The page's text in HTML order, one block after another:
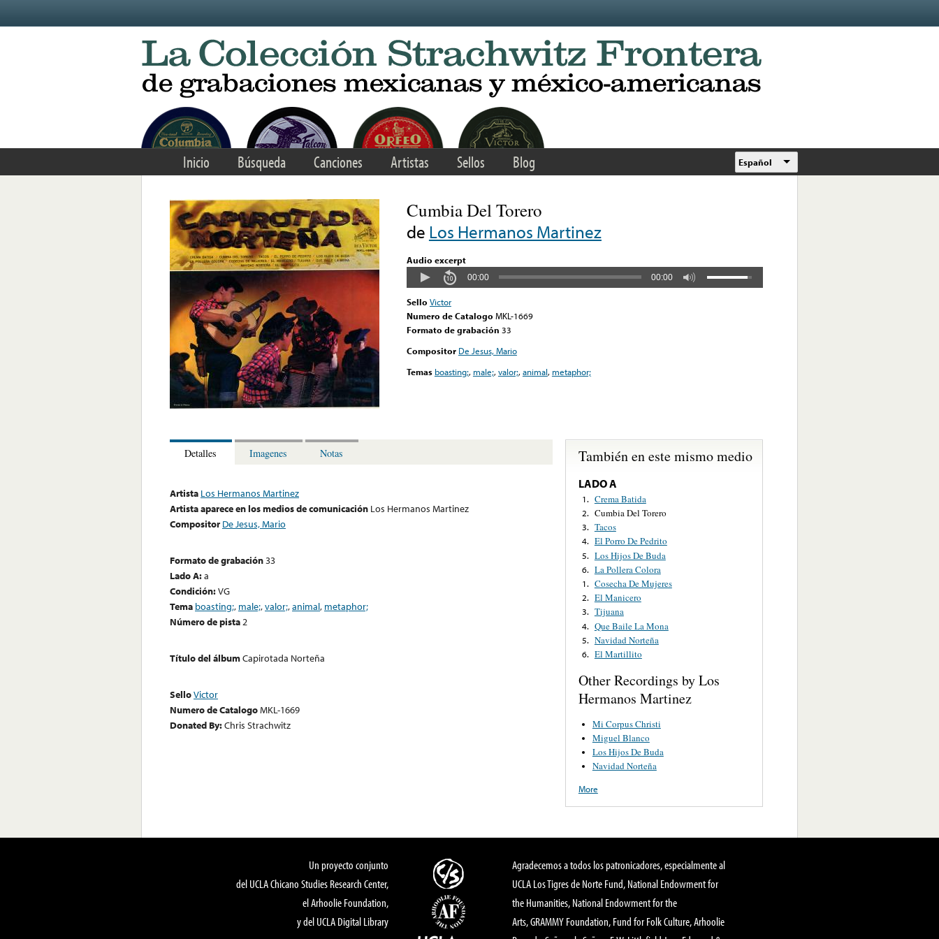
Inicio Búsqueda Canciones Artistas Sellos Blog Español
Cumbia Del Torero
de Los Hermanos Martinez
Audio excerpt
00:00 00:00
Sello Victor
Numero de Catalogo MKL-1669
Formato de grabación 33
Compositor De Jesus, Mario
Temas boasting;, male;,valor;,animal, metaphor;
Detalles Imagenes Notas
Artista Los Hermanos Martinez
Artista aparece en los medios de comunicación Los Hermanos Martinez
Compositor De Jesus, Mario
Formato de grabación33
Lado A:a
Condición:VG
Tema boasting;, male;,valor;,animal, metaphor;
Número de pista2
Título del álbumCapirotada Norteña
SelloVictor
Numero de CatalogoMKL-1669
Donated By:Chris Strachwitz
También en este mismo medio
LADO A
1. Crema Batida
2. Cumbia Del Torero
3. Tacos
4. El Porro De Pedrito
5. Los Hijos De Buda
6. La Pollera Colora
1. Cosecha De Mujeres
2. El Manicero
3. Tijuana
4. Que Baile La Mona
5. Navidad Norteña
6. El Martillito
Other Recordings by Los
Hermanos Martinez
Mi Corpus Christi
Miguel Blanco
Los Hijos De Buda
Navidad Norteña
More
Un proyecto conjunto
del UCLA Chicano Studies Research Center,
el Arhoolie Foundation,
y del UCLA Digital Library
Agradecemos a todos los patronicadores, especialmente al
UCLA Los Tigres de Norte Fund, National Endowment for
the Humanities, National Endowment for the
Arts, GRAMMY Foundation, Fund for Folk Culture, Arhoolie